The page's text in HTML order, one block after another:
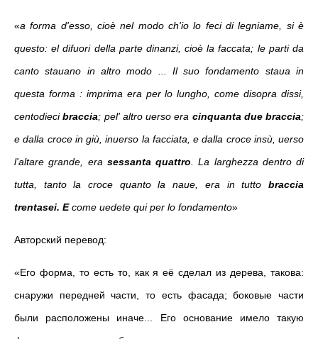
«a forma d'esso, cioè nel modo ch'io lo feci di legniame, si è
questo: el difuori della parte dinanzi, cioè la faccata; le parti da
canto stauano in altro modo ... Il suo fondamento staua in
questa forma : imprima era per lo lungho, come disopra dissi,
centodiecibraccia; pel' altro uerso era cinquanta due braccia;
e dalla croce in giù, inuerso la facciata, e dalla croce insù, uerso
l'altare grande, era sessanta quattro . La larghezza dentro di
tutta, tanto la croce quanto la naue, era in tutto braccia
trentasei. Ecome uedete qui per lo fondamento»
Авторский перевод:
«Его форма, то есть то, как я её сделал из дерева, такова:
снаружи передней части, то есть фасада; боковые части
были расположены иначе... Его основание имело такую